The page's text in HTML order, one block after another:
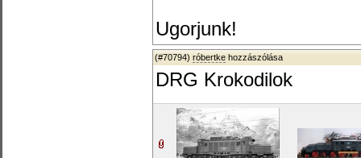
Ugorjunk!
(#70794) róbertke hozzászólása
DRG Krokodilok